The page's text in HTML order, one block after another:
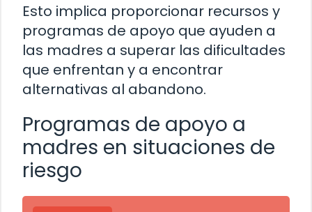
Esto implica proporcionar recursos y
programas de apoyo que ayuden a
las madres a superar las dificultades
que enfrentan y a encontrar
alternativas al abandono.
Programas de apoyo a
madres en situaciones de
riesgo